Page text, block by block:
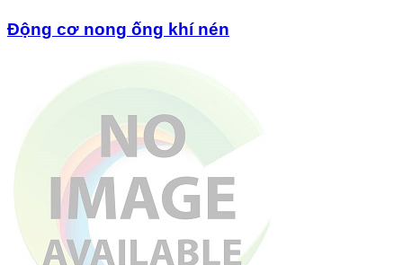
Động cơ nong ống khí nén